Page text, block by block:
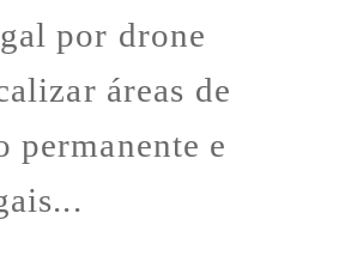
por drone
áreas de
permanente e